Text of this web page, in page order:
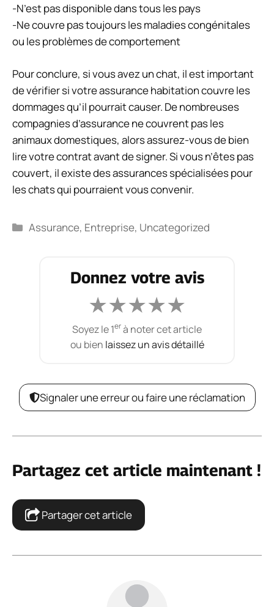
-N’est pas disponible dans tous les pays
-Ne couvre pas toujours les maladies congénitales
ou les problèmes de comportement
Pour conclure, si vous avez un chat, il est important
de vérifier si votre assurance habitation couvre les
dommages qu’il pourrait causer. De nombreuses
compagnies d’assurance ne couvrent pas les
animaux domestiques, alors assurez-vous de bien
lire votre contrat avant de signer. Si vous n’êtes pas
couvert, il existe des assurances spécialisées pour
les chats qui pourraient vous convenir.
Catégories
Assurance, Entreprise, Uncategorized
Donnez votre avis
★★★★★
Soyez le 1erà noter cet article
ou bien laissez un avis détaillé
Signaler une erreur ou faire une réclamation
Partagez cet article maintenant !
Partager cet article